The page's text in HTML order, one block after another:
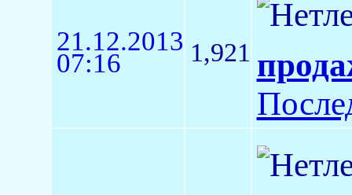
21.12.2013
07:16 1,921